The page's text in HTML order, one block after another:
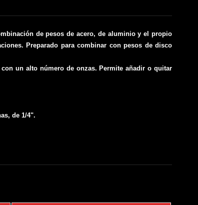
de pesos de acero, de aluminio y el propio
Preparado para combinar con pesos de disco
un alto número de onzas. Permite añadir o quitar
de 1/4".